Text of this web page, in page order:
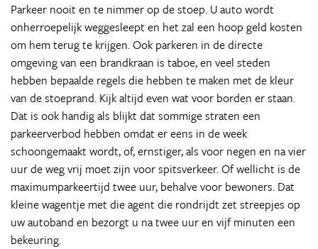
Parkeer nooit en te nimmer op de stoep. U auto wordt
onherroepelijk weggesleept en het zal een hoop geld kosten
om hem terug te krijgen. Ook parkeren in de directe
omgeving van een brandkraan is taboe, en veel steden
hebben bepaalde regels die hebben te maken met de kleur
van de stoeprand. Kijk altijd even wat voor borden er staan.
Dat is ook handig als blijkt dat sommige straten een
parkeerverbod hebben omdat er eens in de week
schoongemaakt wordt, of, ernstiger, als voor negen en na vier
uur de weg vrij moet zijn voor spitsverkeer. Of wellicht is de
maximumparkeertijd twee uur, behalve voor bewoners. Dat
kleine wagentje met die agent die rondrijdt zet streepjes op
uw autoband en bezorgt u na twee uur en vijf minuten een
bekeuring.